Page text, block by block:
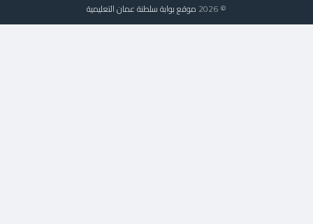
© 2026 موقع بوابة سلطنة عمان التعليمية